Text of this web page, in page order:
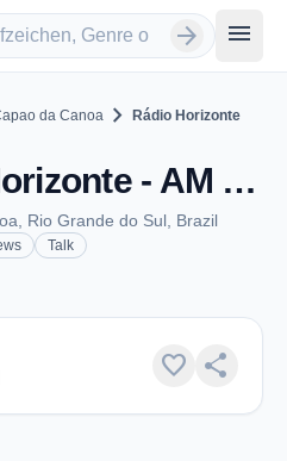
arrow_forward menu
da Canoa chevron_right Rádio Horizonte
Rádio Horizonte - AM 1310 - Capao da Canoa
Rio Grande do Sul, Brazil
Talk
favorite share